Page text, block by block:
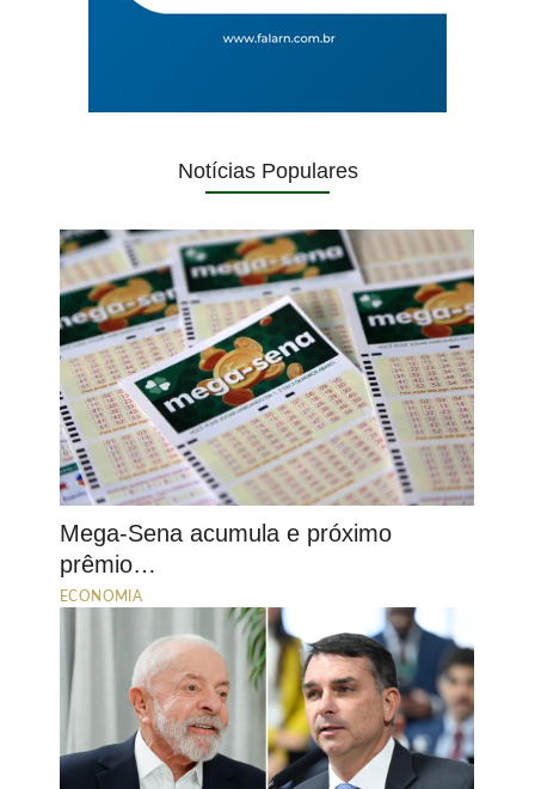
Notícias Populares
Mega-Sena acumula e próximo
prêmio…
ECONOMIA